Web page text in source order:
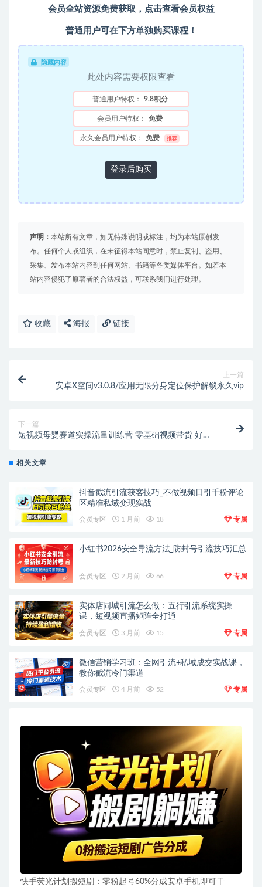
会员全站资源免费获取，点击查看会员权益
普通用户可在下方单独购买课程！
隐藏内容
此处内容需要权限查看
普通用户特权： 9.8积分
会员用户特权： 免费
永久会员用户特权： 免费 推荐
登录后购买
声明： 本站所有文章，如无特殊说明或标注，均为本站原创发
布。任何个人或组织，在未征得本站同意时，禁止复制、盗用、
采集、发布本站内容到任何网站、书籍等各类媒体平台。如若本
站内容侵犯了原著者的合法权益，可联系我们进行处理。
收藏 海报 链接
上一篇
安卓X空间v3.0.8/应用无限分身定位保护解锁永久vip
下一篇
短视频母婴赛道实操流量训练营 零基础视频带货 好物
相关文章
抖音截流引流获客技巧_不做视频日引千粉评论
区精准私域变现实战
会员专区 1 月前 18 专属
小红书2026安全导流方法_防封号引流技巧汇总
会员专区 2 月前 66 专属
实体店同城引流怎么做：五行引流系统实操
课，短视频直播矩阵全打通
会员专区 3 月前 15 专属
微信营销学习班：全网引流+私域成交实战课，
教你截流冷门渠道
会员专区 4 月前 52 专属
快手荧光计划搬短剧：零粉起号60%分成安卓手机即可干